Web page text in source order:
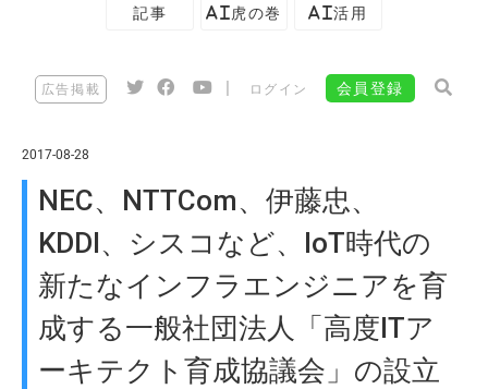
記事 AI虎の巻 AI活用
広告掲載 ログイン 会員登録
2017-08-28
NEC、NTTCom、伊藤忠、
KDDI、シスコなど、IoT時代の
新たなインフラエンジニアを育
成する一般社団法人「高度ITア
ーキテクト育成協議会」の設立